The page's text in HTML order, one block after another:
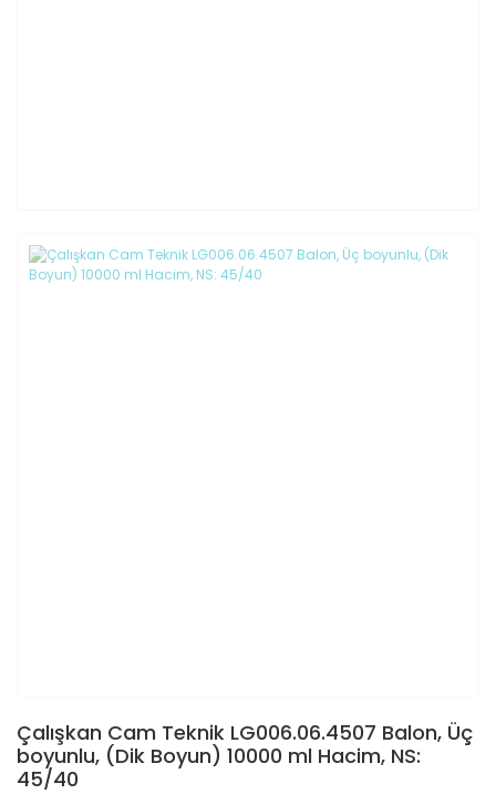
Çalışkan Cam Teknik LG006.06.4507 Balon, Üç
boyunlu, (Dik Boyun) 10000 ml Hacim, NS:
45/40